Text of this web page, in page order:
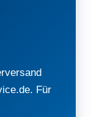
Für